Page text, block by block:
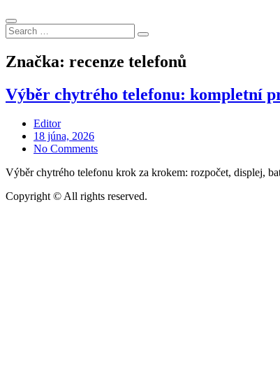
Search
for:
Search
Značka: recenze telefonů
Výběr chytrého telefonu: kompletní
Editor
Posted
on
18 júna, 2026
No Comments
Výběr chytrého telefonu krok za krokem: rozpočet, displej,
Copyright © All rights reserved.